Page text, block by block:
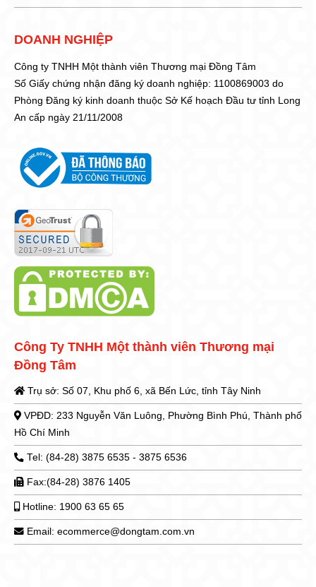
DOANH NGHIỆP
Công ty TNHH Một thành viên Thương mại Đồng Tâm
Số Giấy chứng nhận đăng ký doanh nghiệp: 1100869003 do
Phòng Đăng ký kinh doanh thuộc Sở Kế hoạch Đầu tư tỉnh Long
An cấp ngày 21/11/2008
Công Ty TNHH Một thành viên Thương mại
Đồng Tâm
Trụ sở: Số 07, Khu phố 6, xã Bến Lức, tỉnh Tây Ninh
VPĐD: 233 Nguyễn Văn Luông, Phường Bình Phú, Thành phố
Hồ Chí Minh
Tel: (84-28) 3875 6535 - 3875 6536
Fax:(84-28) 3876 1405
Hotline: 1900 63 65 65
Email: ecommerce@dongtam.com.vn